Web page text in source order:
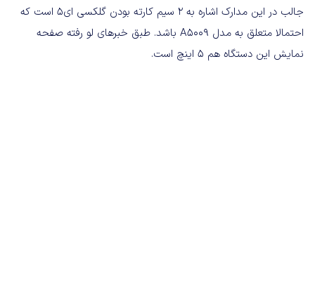
جالب در این مدارک اشاره به ۲ سیم کارته بودن گلکسی ای۵ است که
احتمالا متعلق به مدل A5009 باشد. طبق خبرهای لو رفته صفحه
نمایش این دستگاه هم ۵ اینچ است.